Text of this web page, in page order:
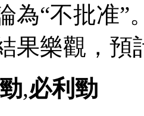
為“不批准”
果樂觀，預
,必利勁